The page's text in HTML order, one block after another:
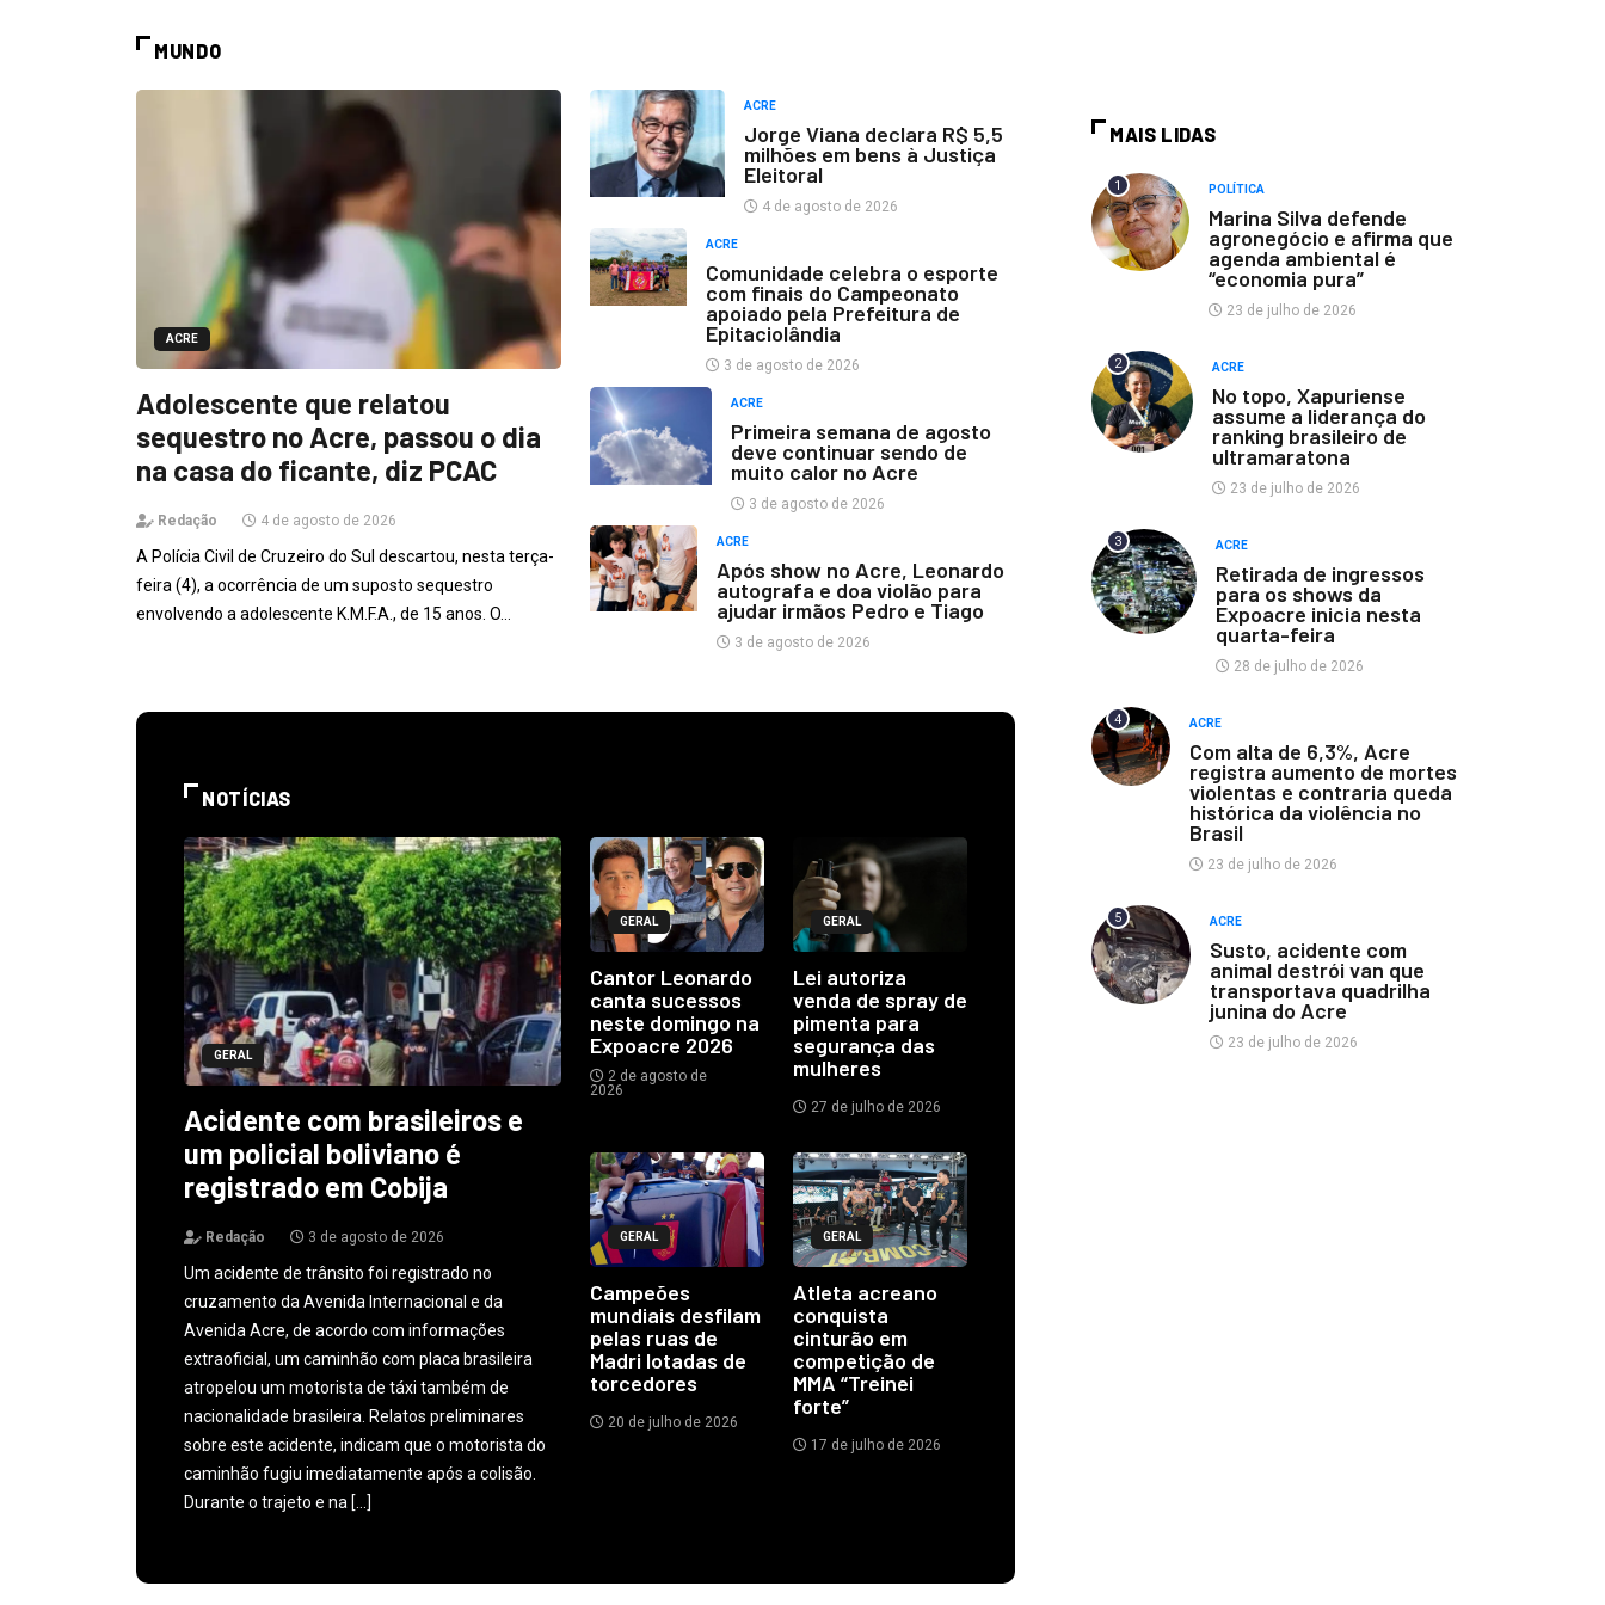
MUNDO
ACRE
Adolescente que relatou
sequestro no Acre, passou o dia
na casa do ficante, diz PCAC
Redação 4 de agosto de 2026
A Polícia Civil de Cruzeiro do Sul descartou, nesta terça-
feira (4), a ocorrência de um suposto sequestro
envolvendo a adolescente K.M.F.A., de 15 anos. O…
ACRE
Jorge Viana declara R$ 5,5
milhões em bens à Justiça
Eleitoral
4 de agosto de 2026
ACRE
Comunidade celebra o esporte
com finais do Campeonato
apoiado pela Prefeitura de
Epitaciolândia
3 de agosto de 2026
ACRE
Primeira semana de agosto
deve continuar sendo de
muito calor no Acre
3 de agosto de 2026
ACRE
Após show no Acre, Leonardo
autografa e doa violão para
ajudar irmãos Pedro e Tiago
3 de agosto de 2026
NOTÍCIAS
GERAL
Acidente com brasileiros e
um policial boliviano é
registrado em Cobija
Redação 3 de agosto de 2026
Um acidente de trânsito foi registrado no
cruzamento da Avenida Internacional e da
Avenida Acre, de acordo com informações
extraoficial, um caminhão com placa brasileira
atropelou um motorista de táxi também de
nacionalidade brasileira. Relatos preliminares
sobre este acidente, indicam que o motorista do
caminhão fugiu imediatamente após a colisão.
Durante o trajeto e na […]
GERAL
Cantor Leonardo
canta sucessos
neste domingo na
Expoacre 2026
2 de agosto de
2026
GERAL
Lei autoriza
venda de spray de
pimenta para
segurança das
mulheres
27 de julho de 2026
GERAL
Campeões
mundiais desfilam
pelas ruas de
Madri lotadas de
torcedores
20 de julho de 2026
GERAL
Atleta acreano
conquista
cinturão em
competição de
MMA “Treinei
forte”
17 de julho de 2026
MAIS LIDAS
1 POLÍTICA
Marina Silva defende
agronegócio e afirma que
agenda ambiental é
“economia pura”
23 de julho de 2026
2 ACRE
No topo, Xapuriense
assume a liderança do
ranking brasileiro de
ultramaratona
23 de julho de 2026
3 ACRE
Retirada de ingressos
para os shows da
Expoacre inicia nesta
quarta-feira
28 de julho de 2026
4 ACRE
Com alta de 6,3%, Acre
registra aumento de mortes
violentas e contraria queda
histórica da violência no
Brasil
23 de julho de 2026
5 ACRE
Susto, acidente com
animal destrói van que
transportava quadrilha
junina do Acre
23 de julho de 2026